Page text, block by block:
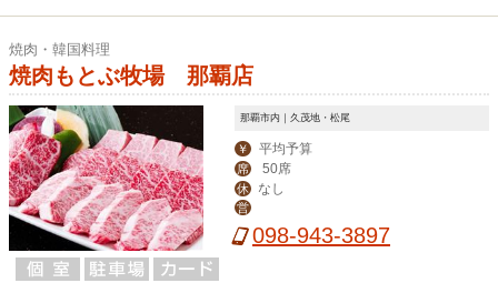
焼肉・韓国料理
焼肉もとぶ牧場 那覇店
那覇市内｜久茂地・松尾
￥ 平均予算
席 50席
休 なし
営
098-943-3897